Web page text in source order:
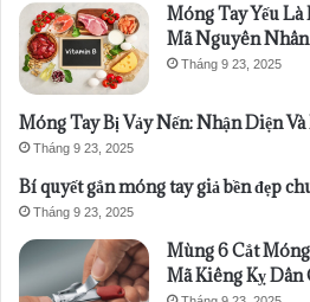
Móng Tay Yếu
Mã Nguyên Nhân
Tháng 9 23, 2025
Móng Tay Bị Vảy Nến: Nhận Diện
Tháng 9 23, 2025
Bí quyết gắn móng tay giả bền đẹp
Tháng 9 23, 2025
Mùng 6 Cắt
Mã Kiêng Kỵ Dân